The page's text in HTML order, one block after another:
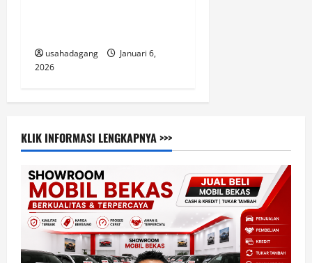
usahadagang
Januari 6,
2026
KLIK INFORMASI LENGKAPNYA >>>